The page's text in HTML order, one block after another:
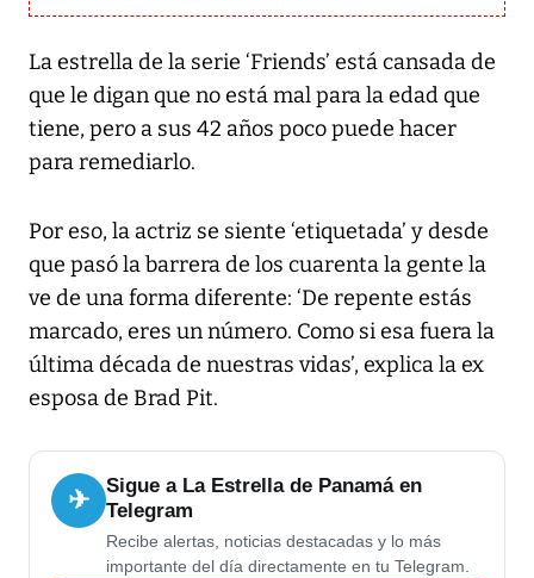
La estrella de la serie ‘Friends’ está cansada de
que le digan que no está mal para la edad que
tiene, pero a sus 42 años poco puede hacer
para remediarlo.
Por eso, la actriz se siente ‘etiquetada’ y desde
que pasó la barrera de los cuarenta la gente la
ve de una forma diferente: ‘De repente estás
marcado, eres un número. Como si esa fuera la
última década de nuestras vidas’, explica la ex
esposa de Brad Pit.
✈
Sigue a La Estrella de Panamá en
Telegram
Recibe alertas, noticias destacadas y lo más
importante del día directamente en tu Telegram.